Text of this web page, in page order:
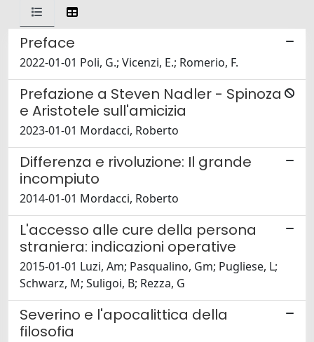
Preface
2022-01-01 Poli, G.; Vicenzi, E.; Romerio, F.
Prefazione a Steven Nadler - Spinoza
e Aristotele sull'amicizia
2023-01-01 Mordacci, Roberto
Differenza e rivoluzione: Il grande
incompiuto
2014-01-01 Mordacci, Roberto
L'accesso alle cure della persona
straniera: indicazioni operative
2015-01-01 Luzi, Am; Pasqualino, Gm; Pugliese, L;
Schwarz, M; Suligoi, B; Rezza, G
Severino e l'apocalittica della
filosofia